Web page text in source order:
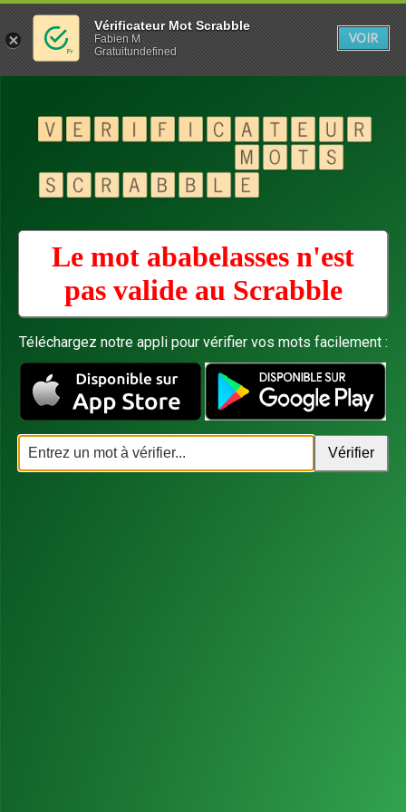
Le mot ababelasses n'est
pas valide au Scrabble
Téléchargez notre appli pour vérifier vos mots facilement :
Vérificateur Mot Scrabble
Fabien M
Gratuitundefined
VOIR